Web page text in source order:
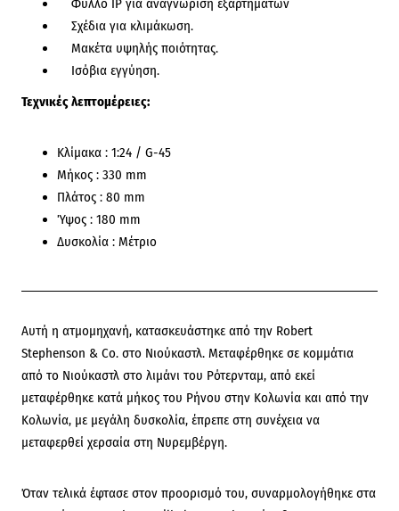
Σχέδια για κλιμάκωση.
Μακέτα υψηλής ποιότητας.
Ισόβια εγγύηση.
Τεχνικές λεπτομέρειες:
Κλίμακα : 1:24 / G-45
Μήκος : 330 mm
Πλάτος : 80 mm
Ύψος : 180 mm
Δυσκολία : Μέτριο
Αυτή η ατμομηχανή, κατασκευάστηκε από την Robert
Stephenson & Co. στο Νιούκαστλ. Μεταφέρθηκε σε κομμάτια
από το Νιούκαστλ στο λιμάνι του Ρότερνταμ, από εκεί
μεταφέρθηκε κατά μήκος του Ρήνου στην Κολωνία και από την
Κολωνία, με μεγάλη δυσκολία, έπρεπε στη συνέχεια να
μεταφερθεί χερσαία στη Νυρεμβέργη.
Όταν τελικά έφτασε στον προορισμό του, συναρμολογήθηκε στα